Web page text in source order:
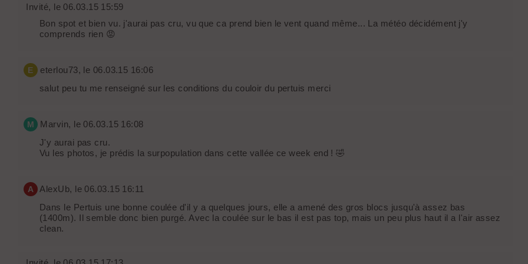
Invité, le 06.03.15 15:59
Bon spot et bien vu. j'aurai pas cru, vu que ca prend bien le vent quand même... La météo décidément j'y
comprends rien 😡
E eterlou73, le 06.03.15 16:06
salut peu tu me renseigné sur les conditions du couloir du pertuis merci
M Marvin, le 06.03.15 16:08
J'y aurai pas cru.
Vu les photos, je prédis la surpopulation dans cette vallée ce week end ! 🤣
A AlexUb, le 06.03.15 16:11
Dans le Pertuis une bonne coulée d'il y a quelques jours, elle a amené des gros blocs jusqu'à assez bas
(1400m). Il semble donc bien purgé. Avec la coulée sur le bas il est pas top, mais un peu plus haut il a l'air assez
clean.